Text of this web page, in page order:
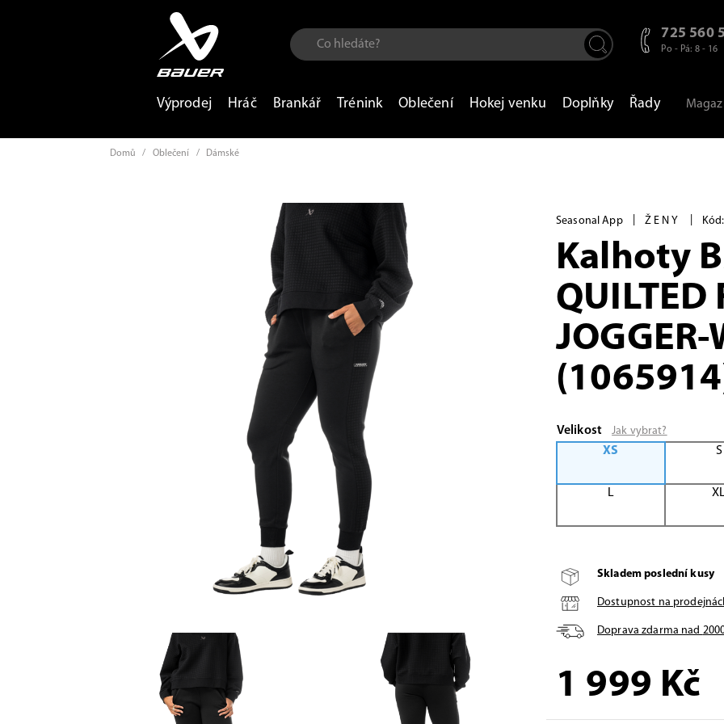
725 560
Po - Pá: 8 - 16
Výprodej Hráč Brankář Trénink Oblečení Hokej venku Doplňky Řady
Domů / Oblečení / Dámské
Seasonal App ŽENY
Kalhoty
QUILTED
Velikost Jak vybrat?
XS S
L
Skladem poslední kusy
Dostupnost na
Doprava zdarma nad
1 999 Kč